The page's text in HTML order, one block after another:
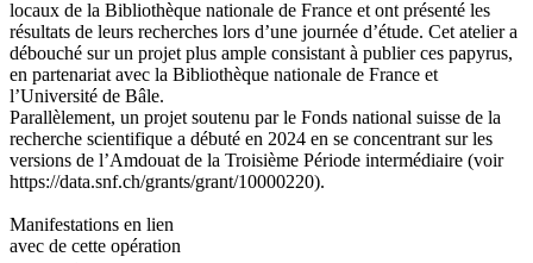
locaux de la Bibliothèque nationale de France et ont présenté les
résultats de leurs recherches lors d’une journée d’étude. Cet atelier a
débouché sur un projet plus ample consistant à publier ces papyrus,
en partenariat avec la Bibliothèque nationale de France et
l’Université de Bâle.
Parallèlement, un projet soutenu par le Fonds national suisse de la
recherche scientifique a débuté en 2024 en se concentrant sur les
versions de l’Amdouat de la Troisième Période intermédiaire (voir
https://data.snf.ch/grants/grant/10000220).
Manifestations en lien
avec de cette opération